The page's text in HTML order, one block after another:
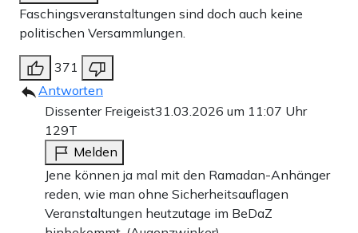
Faschingsveranstaltungen sind doch auch keine
politischen Versammlungen.
371
Antworten
Dissenter Freigeist31.03.2026 um 11:07 Uhr
129T
Melden
Jene können ja mal mit den Ramadan-Anhänger
reden, wie man ohne Sicherheitsauflagen
Veranstaltungen heutzutage im BeDaZ